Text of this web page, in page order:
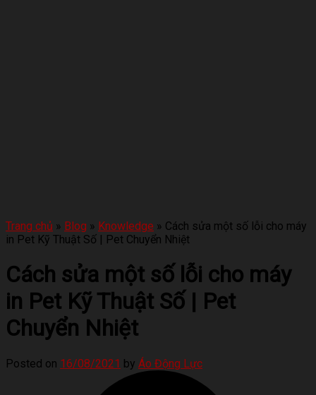
Trang chủ » Blog » Knowledge » Cách sửa một số lỗi cho máy
in Pet Kỹ Thuật Số | Pet Chuyển Nhiệt
Cách sửa một số lỗi cho máy
in Pet Kỹ Thuật Số | Pet
Chuyển Nhiệt
Posted on 16/08/2021 by Áo Động Lực